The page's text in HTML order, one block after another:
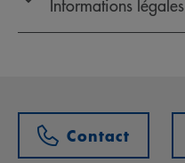
Informations légales
Contact